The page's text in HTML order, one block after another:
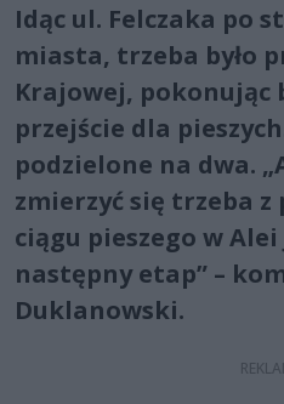
Idąc ul. Felczaka po
miasta, trzeba było
Krajowej, pokonując
przejście dla
podzielone na dwa.
zmierzyć się trzeba z
ciągu pieszego w Alei
następny etap” –
Duklanowski.